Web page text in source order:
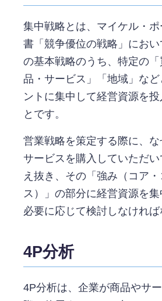
集中戦略とは、マイケル・
書「競争優位の戦略」にお
の基本戦略のうち、特定の
品・サービス」「地域」な
ントに集中して経営資源を投
とです。
営業戦略を策定する際に、な
サービスを購入していただ
え抜き、その「強み（コア
ス）」の部分に経営資源を
必要に応じて検討しなければ
4P分析
4P分析は、企業が商品やサ